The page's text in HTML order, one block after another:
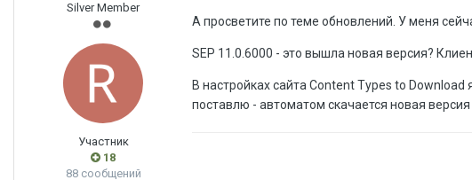
Silver Member
Участник
18
88 сообщений
А просветите по теме обновлений. У меня
SEP 11.0.6000 - это вышла новая версия?
В настройках сайта Content Types to Download
поставлю - автоматом скачается новая